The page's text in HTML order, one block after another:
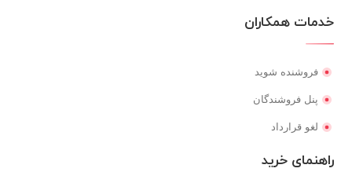
خدمات همکاران
فروشنده شوید
پنل فروشندگان
لغو قرارداد
راهنمای خرید